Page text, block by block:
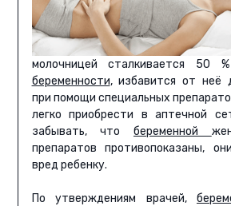
молочницей сталкивается
беременности, избавится от неё
при помощи специальных
легко приобрести в аптечной
забывать, что беременной
препаратов противопоказаны,
вред ребенку.
По утверждениям врачей,